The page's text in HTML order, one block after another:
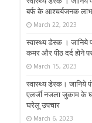
बर्फ के आश्चर्यजनक लाभ
March 22, 2023
स्वास्थ्य डेस्क । जानिये
कमर और पीठ दर्द होने
March 15, 2023
स्वास्थ्य डेस्क। जानिये
एलर्जी नजला जुकाम के
घरेलू उपचार
March 6, 2023